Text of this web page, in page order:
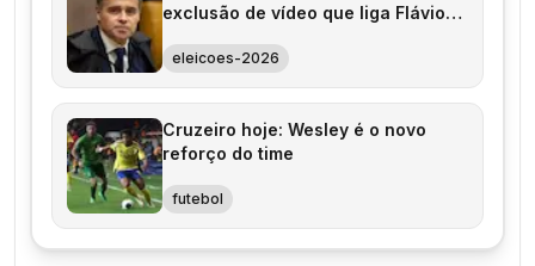
exclusão de vídeo que liga Flávio
eleicoes-2026
Cruzeiro hoje: Wesley é o novo
reforço do time
futebol